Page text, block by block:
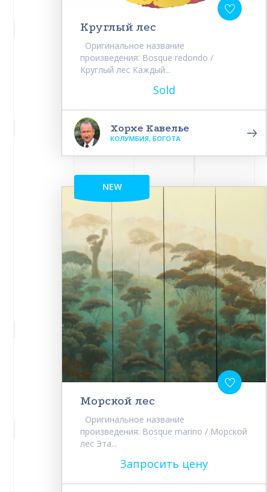
Круглый лес
Оригинальное название
произведения: Bosque redondo /
Круглый лес Каждый...
Sold
Хорхе Кавелье
КОЛУМБИЯ, БОГОТА
NEW
Морской лес
Оригинальное название
произведения: Bosque marino / Морской
лес Эта...
Запросить цену